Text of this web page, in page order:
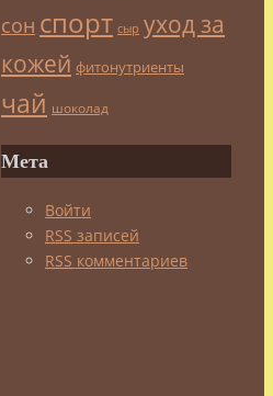
сон спорт сыр уход за
кожей фитонутриенты
чай шоколад
Мета
Войти
RSS записей
RSS комментариев